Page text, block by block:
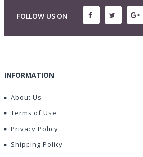
FOLLOW US ON
INFORMATION
About Us
Terms of Use
Privacy Policy
Shipping Policy